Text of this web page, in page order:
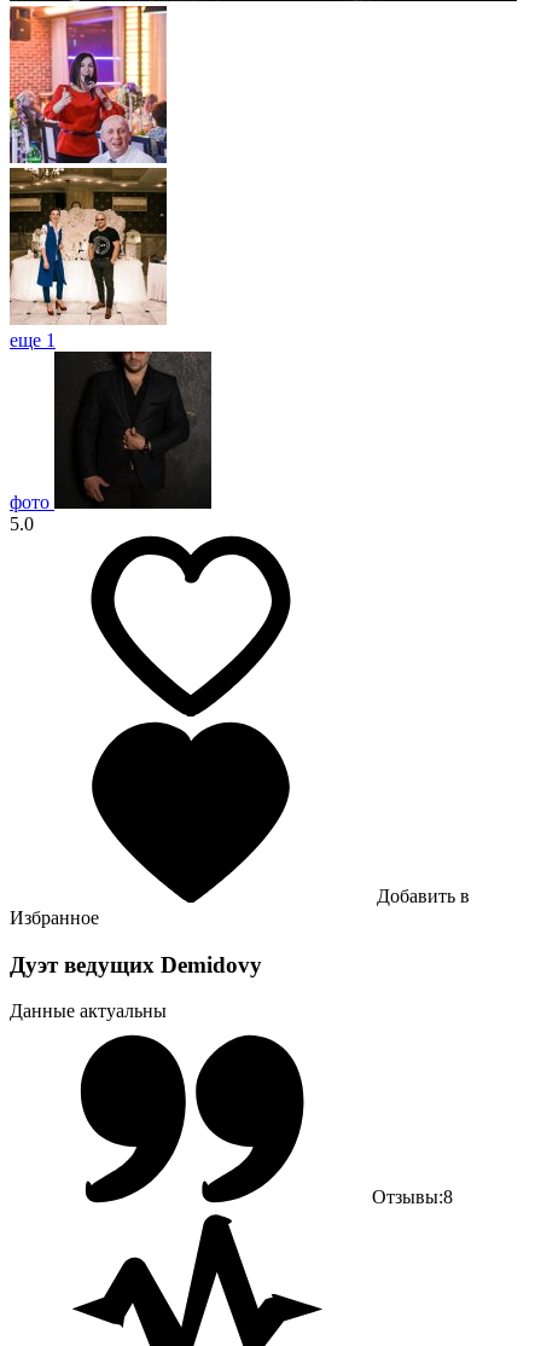
еще 1
фото
5.0
Добавить в
Избранное
Дуэт ведущих Demidovy
Данные актуальны
Отзывы:8